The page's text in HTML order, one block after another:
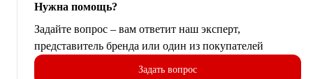
Нужна помощь?
Задайте вопрос – вам ответит наш эксперт,
представитель бренда или один из покупателей
Задать вопрос